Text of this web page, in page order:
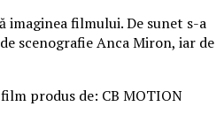
imaginea filmului. De sunet s-a
scenografie Anca Miron, iar de
produs de: CB MOTION